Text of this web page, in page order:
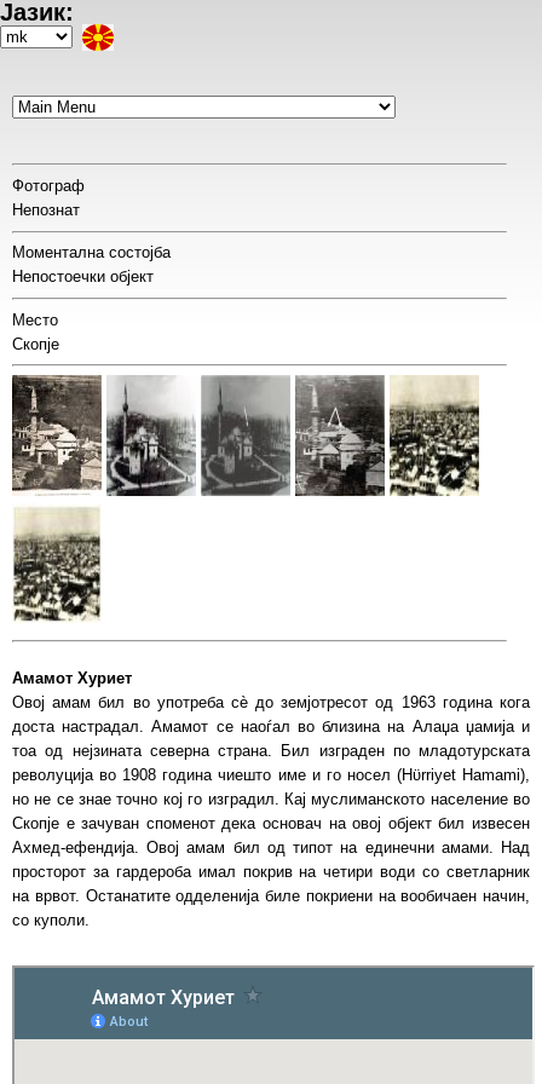
Skip
to
Јазик:
Select
Фотограф
Непознат
Моментална состојба
Непостоечки објект
Место
Скопје
Амамот Хуриет
Овој амам бил во употреба сѐ до земјотресот од 1963 година кога
доста настрадал. Амамот се наоѓал во близина на Алаџа џамија и
тоа од нејзината северна страна. Бил изграден по младотурската
револуција во 1908 година чиешто име и го носел (Hϋrriyet Hamami),
но не се знае точно кој го изградил. Кај муслиманското население во
Скопје е зачуван споменот дека основач на овој објект бил извесен
Ахмед-ефендија. Овој амам бил од типот на единечни амами. Над
просторот за гардероба имал покрив на четири води со светларник
на врвот. Останатите одделенија биле покриени на вообичаен начин,
со куполи.